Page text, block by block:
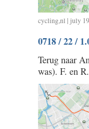
cycling,nl | july
0718 / 22 /
Terug naar
was). F. en